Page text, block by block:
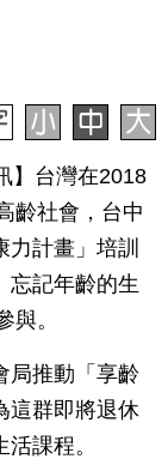
】台灣在2018
齡社會，台中
計畫」培訓
忘記年齡的生
與。
局推動「享齡
這群即將退休
課程。